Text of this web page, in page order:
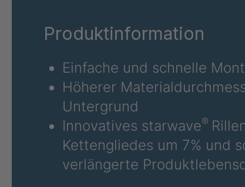
A 93 SV
A 155 8 SV
A 160 8 SV
A-SV/B 18648
A-SV 19417
Produktinformation
Einfache und schnelle
Höherer
Untergrund
Innovatives starwave®
Kettengliedes um 7% und
verlängerte